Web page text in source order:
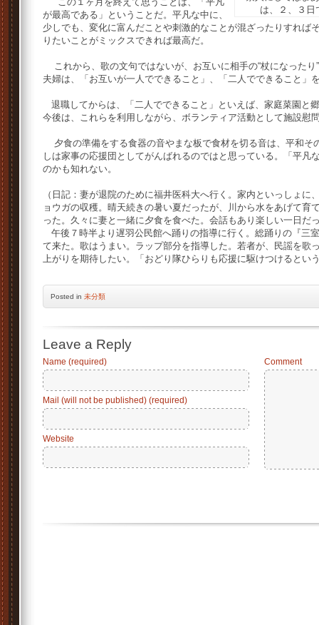
は、２、３日
が最高である」ということだ。平凡な中に、
少しでも、変化に富んだことや刺激的なことが混ざったりすれば
りたいことがミックスできれば最高だ。
これから、歌の文句ではないが、お互いに相手の“杖になった
夫婦は、「お互いが一人でできること」、「二人でできること」
退職してからは、「二人でできること」といえば、家庭菜園と
今後は、これらを利用しながら、ボランティア活動として施設慰
夕食の準備をする食器の音やまな板で食材を切る音は、平和そ
しは家事の応援団としてがんばれるのではと思っている。「平凡
のかも知れない。
（日記：妻が退院のために福井医科大へ行く。家内といっしょ
ョウガの収穫。晴天続きの暑い夏だったが、川から水をあげて育
った。久々に妻と一緒に夕食を食べた。会話もあり楽しい一日だ
午後７時半より遅羽公民館へ踊りの指導に行く。総踊りの『三
て来た。歌はうまい。ラップ部分を指導した。若者が、民謡を歌
上がりを期待したい。「おどり隊ひらりも応援に駆けつけるとい
Posted in 未分類
Leave a Reply
Name (required)
Mail (will not be published) (required)
Website
Comment